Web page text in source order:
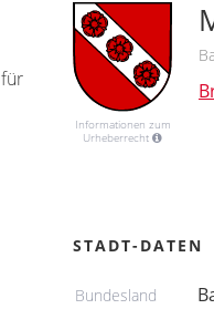
Informationen zum
Urheberrecht
STADT-DATEN
Bundesland